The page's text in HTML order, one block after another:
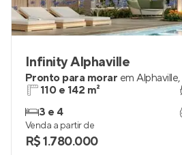
Infinity Alphaville
Pronto para morar em Alphaville,
110 e 142 m²
3 e 4
Venda a partir de
R$ 1.780.000